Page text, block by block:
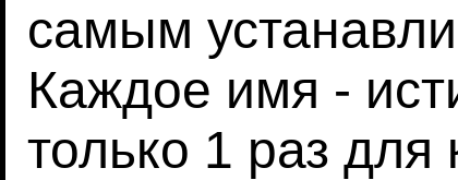
самым
Каждое имя -
только 1 раз